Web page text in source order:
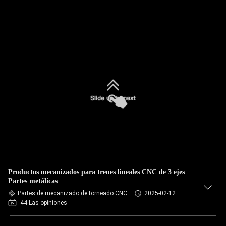
Productos mecanizados para trenes lineales CNC de 3 ejes
Partes metálicas
Partes de mecanizado de torneado CNC
2025-02-12
44 Las opiniones